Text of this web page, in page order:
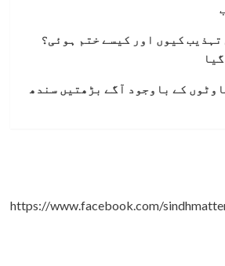
کیوں اور کیسے ختم ہوئی؟
کے باوجود آگے بڑھتیں سندھ
https://www.facebook.com/